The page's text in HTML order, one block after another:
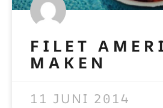
FILET
MAKEN
11 JUNI 2014